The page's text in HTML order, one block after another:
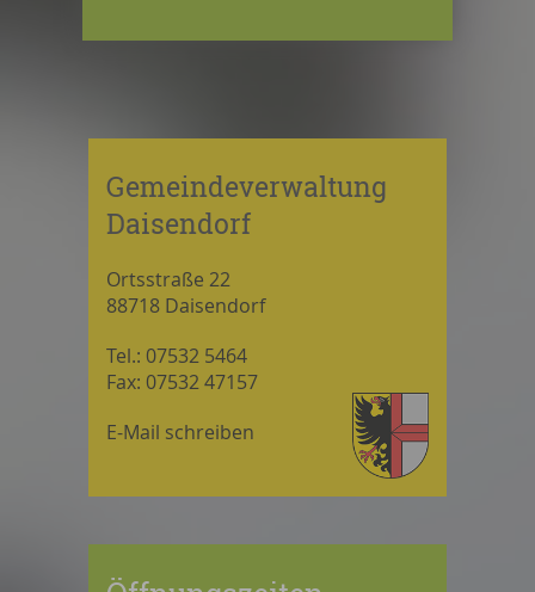
Gemeindeverwaltung
Daisendorf
Ortsstraße 22
88718 Daisendorf
Tel.: 07532 5464
Fax: 07532 47157
E-Mail schreiben